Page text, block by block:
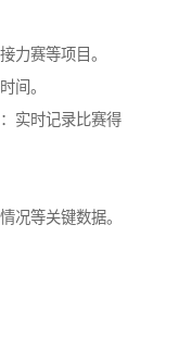
力赛等项目。
间。
实时记录比赛得
况等关键数据。